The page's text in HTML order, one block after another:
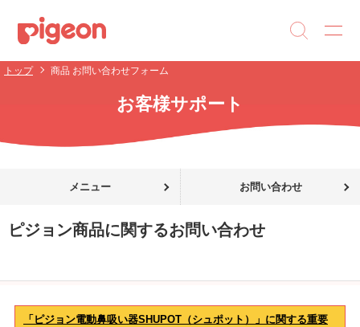
トップ 商品 お問い合わせフォーム
お客様サポート
メニュー お問い合わせ
ピジョン商品に関するお問い合わせ
「ピジョン電動鼻吸い器SHUPOT（シュポット）」に関する重要